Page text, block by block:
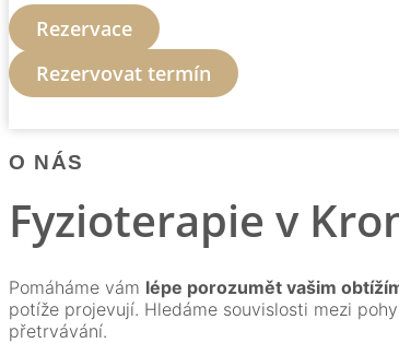
Rezervace
Rezervovat termín
O NÁS
Fyzioterapie v
Pomáháme vám lépe porozumět vašim
potíže projevují. Hledáme souvislosti mezi
přetrvávání.